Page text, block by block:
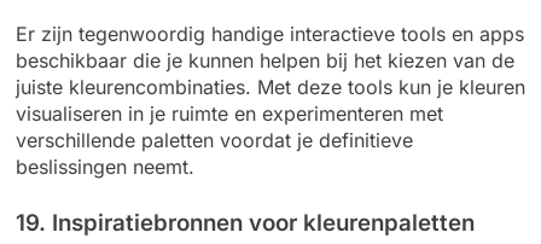
Er zijn tegenwoordig handige interactieve tools en apps
beschikbaar die je kunnen helpen bij het kiezen van de
juiste kleurencombinaties. Met deze tools kun je kleuren
visualiseren in je ruimte en experimenteren met
verschillende paletten voordat je definitieve
beslissingen neemt.
19. Inspiratiebronnen voor kleurenpaletten